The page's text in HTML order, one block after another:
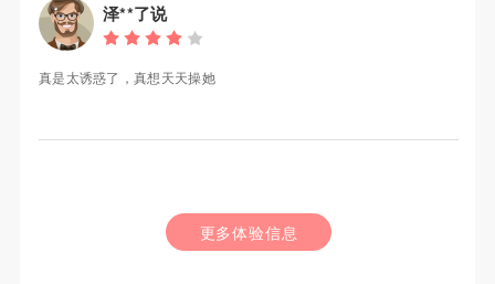
泽**了说
真是太诱惑了，真想天天操她
更多体验信息